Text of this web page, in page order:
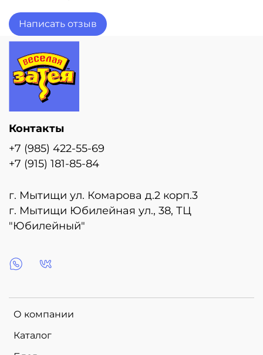
Написать отзыв
О компании
Каталог
Контакты
+7 (985) 422-55-69
+7 (915) 181-85-84
г. Мытищи ул. Комарова д.2 корп.3
г. Мытищи Юбилейная ул., 38, ТЦ
"Юбилейный"